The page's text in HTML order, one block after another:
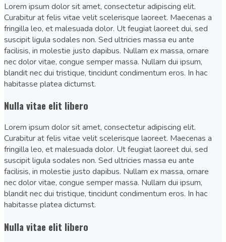
Lorem ipsum dolor sit amet, consectetur adipiscing elit.
Curabitur at felis vitae velit scelerisque laoreet. Maecenas a
fringilla leo, et malesuada dolor. Ut feugiat laoreet dui, sed
suscipit ligula sodales non. Sed ultricies massa eu ante
facilisis, in molestie justo dapibus. Nullam ex massa, ornare
nec dolor vitae, congue semper massa. Nullam dui ipsum,
blandit nec dui tristique, tincidunt condimentum eros. In hac
habitasse platea dictumst.
Nulla vitae elit libero
Lorem ipsum dolor sit amet, consectetur adipiscing elit.
Curabitur at felis vitae velit scelerisque laoreet. Maecenas a
fringilla leo, et malesuada dolor. Ut feugiat laoreet dui, sed
suscipit ligula sodales non. Sed ultricies massa eu ante
facilisis, in molestie justo dapibus. Nullam ex massa, ornare
nec dolor vitae, congue semper massa. Nullam dui ipsum,
blandit nec dui tristique, tincidunt condimentum eros. In hac
habitasse platea dictumst.
Nulla vitae elit libero